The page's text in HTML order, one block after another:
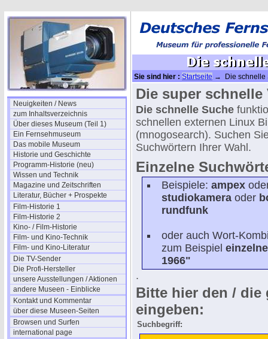
Neuigkeiten / News
zum Inhaltsverzeichnis
Über dieses Museum (Teil 1)
Ein Fernsehmuseum
Das mobile Museum
Historie und Geschichte
Programm-Historie (neu)
Wissen und Technik
Magazine und Zeitschriften
Literatur, Bücher + Prospekte
Film-Historie 1
Film-Historie 2
Kino- / Film-Historie
Film- und Kino-Technik
Film- und Kino-Literatur
Die TV-Sender
Die Profi-Hersteller
unsere Ausstellungen / Aktionen
andere Museen - Einblicke
Kontakt und Kommentar
über diese Museen-Seiten
Browsen und Surfen
international page
Sie sind hier : Startseite → Die schnelle
Die super schnelle
Die schnelle Suche
schnellen externen Linux
(mnogosearch). Suchen
Suchwörtern Ihrer Wahl.
Einzelne
Beispiele: ampex
studiokamera oder
rundfunk
oder auch Wort-
zum Beispiel
1966"
.
Bitte hier den / die
eingeben:
Suchbegriff: